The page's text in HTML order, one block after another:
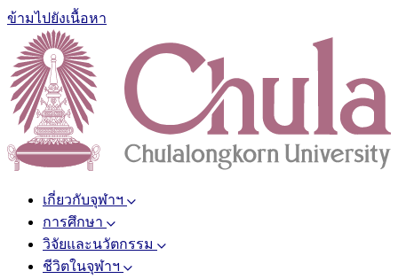
ข้ามไปยังเนื้อหา
เกี่ยวกับจุฬาฯ
การศึกษา
วิจัยและนวัตกรรม
ชีวิตในจุฬาฯ